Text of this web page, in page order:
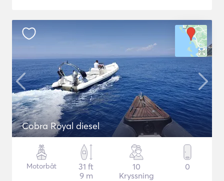
Cobra Royal diesel
Motorbåt
31 ft
9 m
10
Kryssning
0